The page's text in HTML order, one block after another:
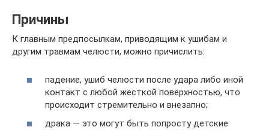
Причины
К главным предпосылкам, приводящим к ушибам и
другим травмам челюсти, можно причислить:
падение, ушиб челюсти после удара либо иной
контакт с любой жесткой поверхностью, что
происходит стремительно и внезапно;
драка — это могут быть попросту детские